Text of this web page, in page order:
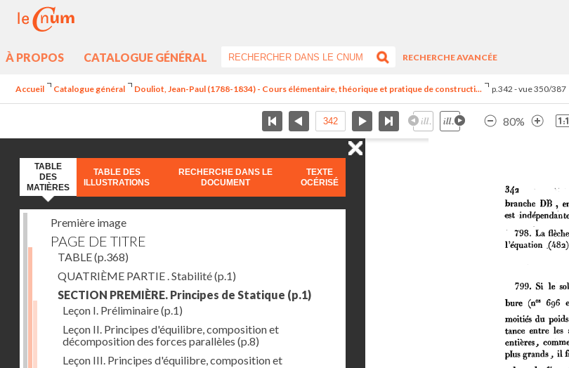
À PROPOS CATALOGUE GÉNÉRAL
RECHERCHE AVANCÉE
Accueil Catalogue général Douliot, Jean-Paul (1788-1834) - Cours élémentaire, théorique et pratique de constructi... p.342 - vue 350/387
80%
TABLE
DES
MATIÈRES
TABLE DES
ILLUSTRATIONS
RECHERCHE DANS LE
DOCUMENT
TEXTE
OCÉRISÉ
Première image
PAGE DE TITRE
TABLE(p.368)
QUATRIÈME PARTIE . Stabilité(p.1)
SECTION PREMIÈRE. Principes de Statique (p.1)
Leçon I. Préliminaire(p.1)
Leçon II. Principes d'équilibre, composition et
décomposition des forces parallèles (p.8)
Leçon III. Principes d'équilibre, composition et